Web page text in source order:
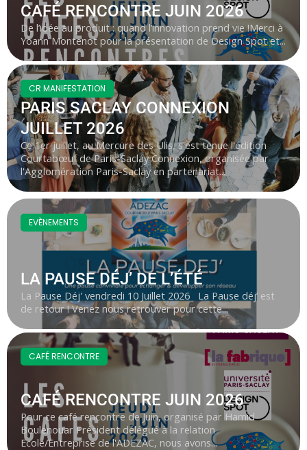
CAFÉ RENCONTRE JUIN 2026
De l’idée au produit : quand l’innovation prend vie !Merci à
Yoann Montenot pour la présentation de Design Spot et...
CR MANIFESTATION
PARIS SACLAY CONNEXION
JUILLET 2026
Ce 1er juillet, au Mercure des Ulis, s'est tenue l'édition
Courtabœuf de Paris-Saclay Connexion, organisée par
l'Agglomération Paris-Saclay en partenariat...
EVÈNEMENTS
LA PAUSE DÉJ’ DE L’ÉTÉ
La Pause Déj' vendredi 10 Juillet 2026 La Pause déj’ est
de retour ! Venez nous retrouver pour cette...
CAFÉ RENCONTRE
CAFÉ RENCONTRE JUIN 2026
Pour ce café rencontre de Juin, organisé par Hamid
Boulenouar Président délégué à la relation
Ecole/Entreprise de l'ADEZAC, nous avons...